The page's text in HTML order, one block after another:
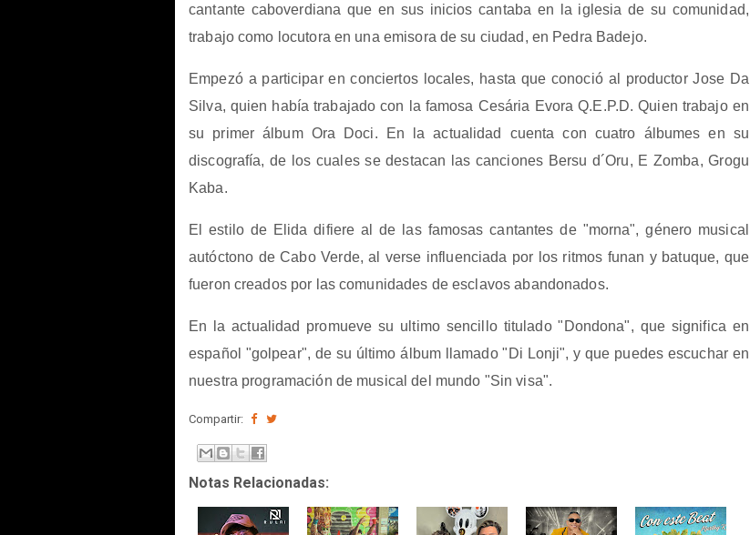
cantante caboverdiana que en sus inicios cantaba en la iglesia de su comunidad,
trabajo como locutora en una emisora de su ciudad, en Pedra Badejo.
Empezó a participar en conciertos locales, hasta que conoció al productor Jose Da
Silva, quien había trabajado con la famosa Cesária Evora Q.E.P.D. Quien trabajo en
su primer álbum Ora Doci. En la actualidad cuenta con cuatro álbumes en su
discografía, de los cuales se destacan las canciones Bersu d´Oru, E Zomba, Grogu
Kaba.
El estilo de Elida difiere al de las famosas cantantes de "morna", género musical
autóctono de Cabo Verde, al verse influenciada por los ritmos funan y batuque, que
fueron creados por las comunidades de esclavos abandonados.
En la actualidad promueve su ultimo sencillo titulado "Dondona", que significa en
español "golpear", de su último álbum llamado "Di Lonji", y que puedes escuchar en
nuestra programación de musical del mundo "Sin visa".
Compartir:
Notas Relacionadas: